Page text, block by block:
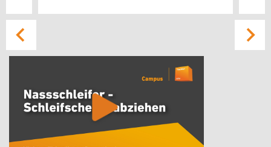
[Cocoon] About (Text with Image) überspringen